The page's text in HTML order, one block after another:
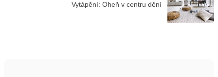
Vytápění: Oheň v centru dění